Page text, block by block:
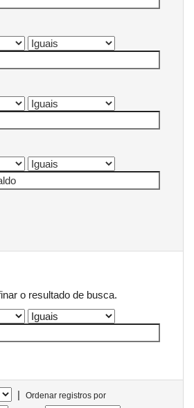
o resultado de busca.
|
Ordenar registros por